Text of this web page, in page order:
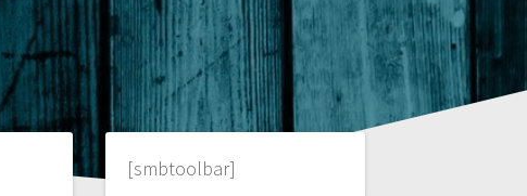
[smbtoolbar]